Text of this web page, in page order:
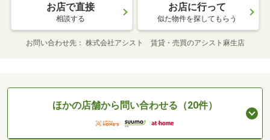
お店で直接
相談する
お店に行って
似た物件を探してもらう
お問い合わせ先 株式会社アシスト 賃貸・売買のアシスト麻生店
ほかの店舗から問い合わせる（20件）